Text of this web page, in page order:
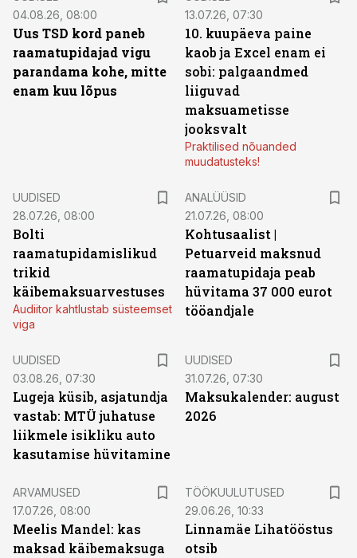
04.08.26, 08:00
Uus TSD kord paneb
raamatupidajad vigu
parandama kohe, mitte
enam kuu lõpus
13.07.26, 07:30
10. kuupäeva paine
kaob ja Excel enam ei
sobi: palgaandmed
liiguvad
maksuametisse
jooksvalt
Praktilised nõuanded
muudatusteks!
UUDISED
28.07.26, 08:00
Bolti
raamatupidamislikud
trikid
käibemaksuarvestuses
Audiitor kahtlustab süsteemset
viga
ANALÜÜSID
21.07.26, 08:00
Kohtusaalist |
Petuarveid maksnud
raamatupidaja peab
hüvitama 37 000 eurot
tööandjale
UUDISED
03.08.26, 07:30
Lugeja küsib, asjatundja
vastab: MTÜ juhatuse
liikmele isikliku auto
kasutamise hüvitamine
UUDISED
31.07.26, 07:30
Maksukalender: august
2026
ARVAMUSED
17.07.26, 08:00
Meelis Mandel: kas
maksad käibemaksuga
TÖÖKUULUTUSED
29.06.26, 10:33
Linnamäe Lihatööstus
otsib